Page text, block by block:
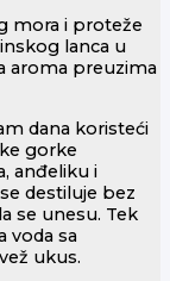
mora i proteže
lanca u
aroma preuzima
dana koristeći
gorke
anđeliku i
destiluje bez
se unesu. Tek
voda sa
ukus.